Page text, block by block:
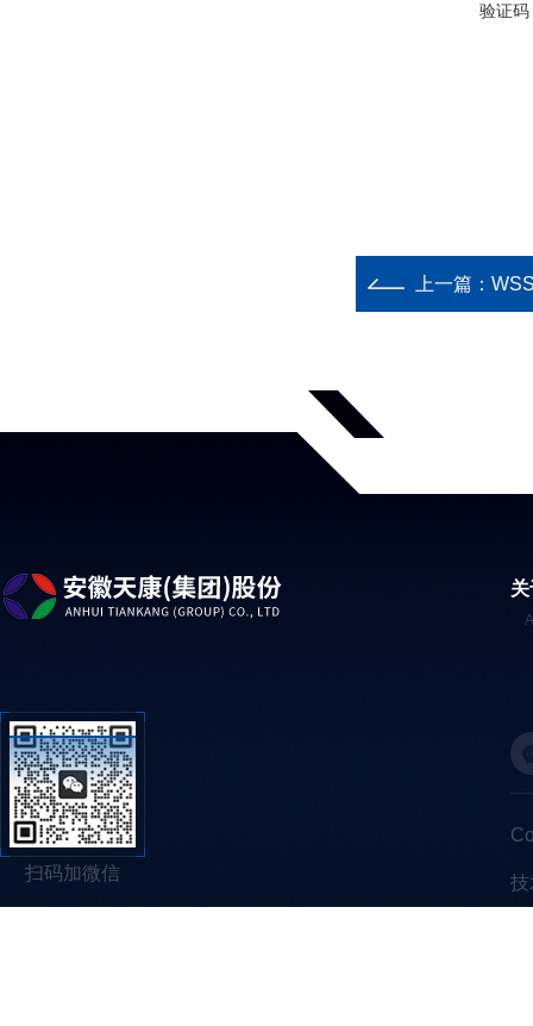
验证码
上一篇：
扫码加微信 技